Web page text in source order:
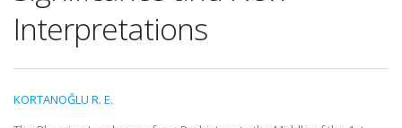
Interpretations
KORTANOĞLU R. E.